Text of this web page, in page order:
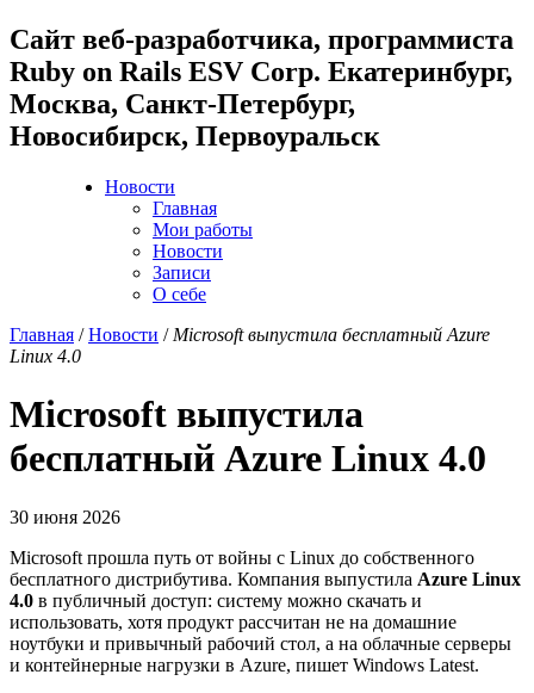
Cайт веб-разработчика, программиста
Ruby on Rails ESV Corp. Екатеринбург,
Москва, Санкт-Петербург,
Новосибирск, Первоуральск
Новости
Главная
Мои работы
Новости
Записи
О себе
Главная /Новости / Microsoft выпустила бесплатный Azure
Linux 4.0
Microsoft выпустила
бесплатный Azure Linux 4.0
30 июня 2026
Microsoft прошла путь от войны с Linux до собственного
бесплатного дистрибутива. Компания выпустила Azure Linux
4.0 в публичный доступ: систему можно скачать и
использовать, хотя продукт рассчитан не на домашние
ноутбуки и привычный рабочий стол, а на облачные серверы
и контейнерные нагрузки в Azure, пишет Windows Latest.